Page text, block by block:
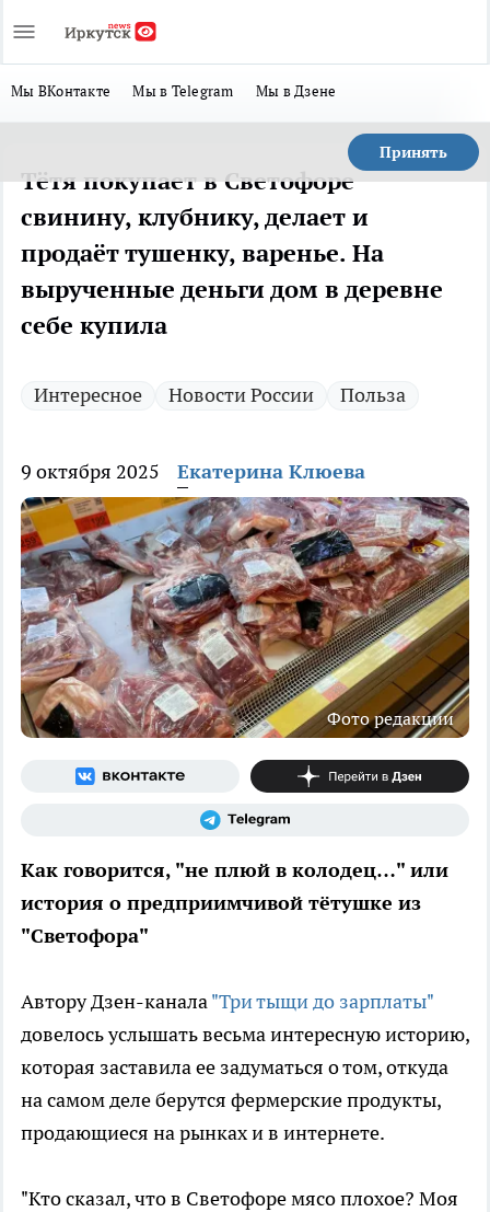
Мы ВКонтакте Мы в Telegram Мы в Дзене
Принять
Тётя покупает в Светофоре
свинину, клубнику, делает и
продаёт тушенку, варенье. На
вырученные деньги дом в деревне
себе купила
Интересное Новости России Польза
9 октября 2025 Екатерина Клюева
Фото редакции
Как говорится, "не плюй в колодец…" или
история о предприимчивой тётушке из
"Светофора"
Автору Дзен-канала"Три тыщи до зарплаты"
довелось услышать весьма интересную историю,
которая заставила ее задуматься о том, откуда
на самом деле берутся фермерские продукты,
продающиеся на рынках и в интернете.
"Кто сказал, что в Светофоре мясо плохое? Моя